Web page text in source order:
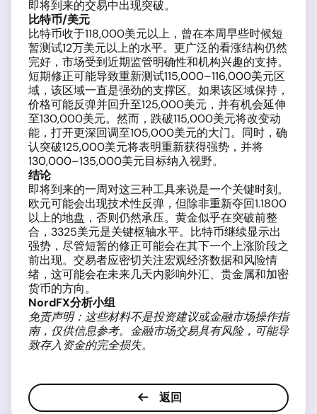
即将到来的交易中出现突破。
比特币/美元
比特币收于118,000美元以上，曾在本周早些时候短
暂测试12万美元以上的水平。更广泛的看涨结构仍然
完好，市场受到近期监管明确性和机构兴趣的支持。
短期修正可能导致重新测试115,000–116,000美元区
域，该区域一直是强劲的支撑区。如果该区域保持，
价格可能反弹并回升至125,000美元，并有机会延伸
至130,000美元。然而，跌破115,000美元将改变动
能，打开更深回调至105,000美元的大门。同时，确
认突破125,000美元将表明重新获得强势，并将
130,000–135,000美元目标纳入视野。
结论
即将到来的一周对这三种工具来说是一个关键时刻。
欧元可能会出现技术性反弹，但除非重新夺回1.1800
以上的地盘，否则仍然承压。黄金似乎在突破前整
合，3325美元是关键枢轴水平。比特币继续显示出
强势，尽管短暂的修正可能会在其下一个上涨阶段之
前出现。交易者应密切关注宏观经济数据和风险情
绪，这可能会在未来几天内影响外汇、贵金属和加密
货币的方向。
NordFX分析小组
免责声明：这些材料不是投资建议或金融市场操作指
南，仅供信息参考。金融市场交易具有风险，可能导
致存入资金的完全损失。
返回